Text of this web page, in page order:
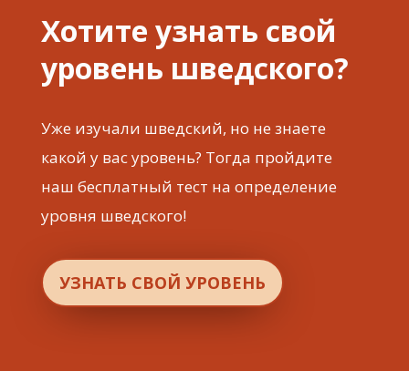
Хотите узнать свой
уровень шведского?
Уже изучали шведский, но не знаете
какой у вас уровень? Тогда пройдите
наш бесплатный тест на определение
уровня шведского!
УЗНАТЬ СВОЙ УРОВЕНЬ